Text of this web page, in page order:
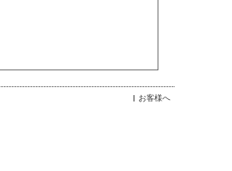
お客様へ